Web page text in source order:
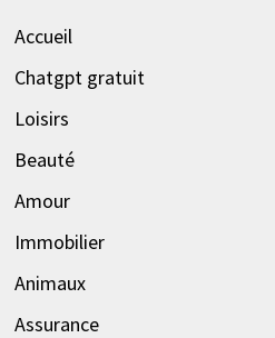
Accueil
Chatgpt gratuit
Loisirs
Beauté
Amour
Immobilier
Animaux
Assurance